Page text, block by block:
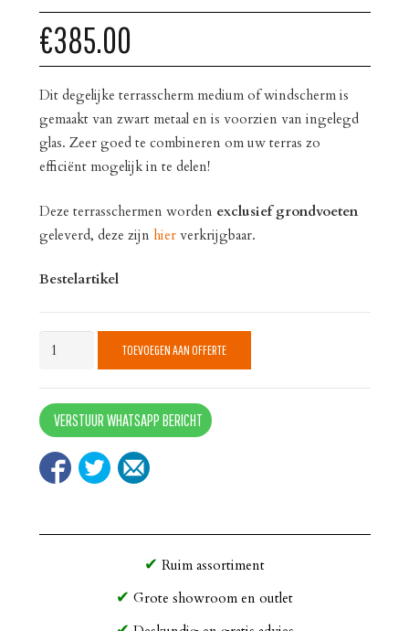
€385.00
Dit degelijke terrasscherm medium of windscherm is
gemaakt van zwart metaal en is voorzien van ingelegd
glas. Zeer goed te combineren om uw terras zo
efficiënt mogelijk in te delen!
Deze terrasschermen worden exclusief grondvoeten
geleverd, deze zijn hierverkrijgbaar.
Bestelartikel
Terrasscherm
quantity
TOEVOEGEN AAN OFFERTE
VERSTUUR WHATSAPP BERICHT
Ruim assortiment
Grote showroom en outlet